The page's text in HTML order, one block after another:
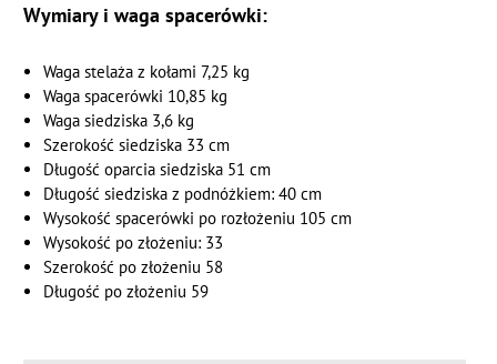
Wymiary i waga spacerówki:
Waga stelaża z kołami 7,25 kg
Waga spacerówki 10,85 kg
Waga siedziska 3,6 kg
Szerokość siedziska 33 cm
Długość oparcia siedziska 51 cm
Długość siedziska z podnóżkiem: 40 cm
Wysokość spacerówki po rozłożeniu 105 cm
Wysokość po złożeniu: 33
Szerokość po złożeniu 58
Długość po złożeniu 59